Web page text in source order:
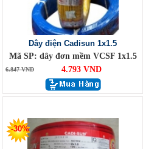
Dây điện Cadisun 1x1.5
Mã SP: dây đơn mềm VCSF 1x1.5
6.847 VND 4.793 VND
-30%